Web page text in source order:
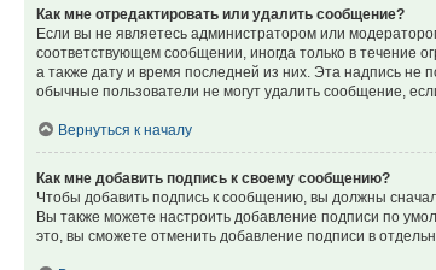
Как мне отредактировать или удалить сообщение?
Если вы не являетесь администратором или
соответствующем сообщении, иногда только в течение
а также дату и время последней из них. Эта надпись не
обычные пользователи не могут удалить сообщение,
Вернуться к началу
Как мне добавить подпись к своему сообщению?
Чтобы добавить подпись к сообщению, вы должны
Вы также можете настроить добавление подписи по
это, вы сможете отменить добавление подписи в